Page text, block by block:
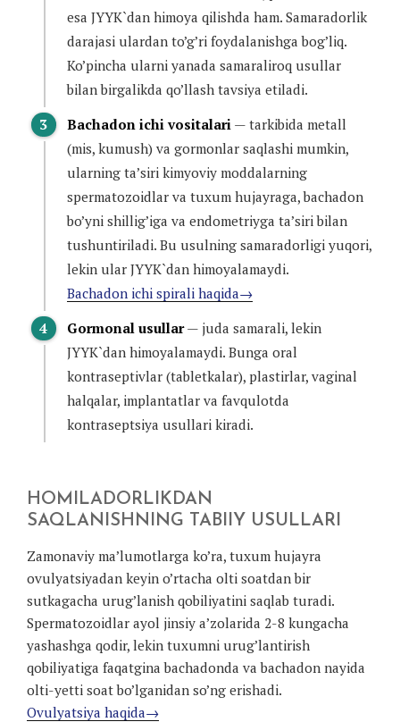
esa JYYK`dan himoya qilishda ham. Samaradorlik
darajasi ulardan to’g’ri foydalanishga bog’liq.
Ko’pincha ularni yanada samaraliroq usullar
bilan birgalikda qo’llash tavsiya etiladi.
Bachadon ichi vositalari — tarkibida metall
(mis, kumush) va gormonlar saqlashi mumkin,
ularning ta’siri kimyoviy moddalarning
spermatozoidlar va tuxum hujayraga, bachadon
bo’yni shillig’iga va endometriyga ta’siri bilan
tushuntiriladi. Bu usulning samaradorligi yuqori,
lekin ular JYYK`dan himoyalamaydi.
Bachadon ichi spirali haqida→
Gormonal usullar— juda samarali, lekin
JYYK`dan himoyalamaydi. Bunga oral
kontraseptivlar (tabletkalar), plastirlar, vaginal
halqalar, implantatlar va favqulotda
kontraseptsiya usullari kiradi.
HOMILADORLIKDAN
SAQLANISHNING TABIIY USULLARI
Zamonaviy ma’lumotlarga ko’ra, tuxum hujayra
ovulyatsiyadan keyin o’rtacha olti soatdan bir
sutkagacha urug’lanish qobiliyatini saqlab turadi.
Spermatozoidlar ayol jinsiy a’zolarida 2-8 kungacha
yashashga qodir, lekin tuxumni urug’lantirish
qobiliyatiga faqatgina bachadonda va bachadon nayida
olti-yetti soat bo’lganidan so’ng erishadi.
Ovulyatsiya haqida→